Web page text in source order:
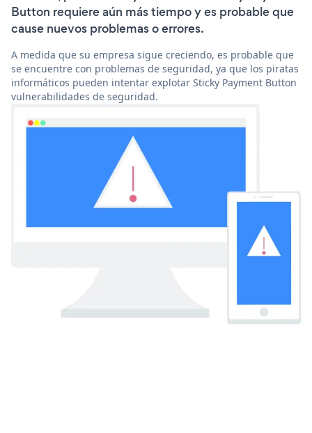
Button requiere aún más tiempo y es probable que
cause nuevos problemas o errores.
A medida que su empresa sigue creciendo, es probable que
se encuentre con problemas de seguridad, ya que los piratas
informáticos pueden intentar explotar Sticky Payment Button
vulnerabilidades de seguridad.